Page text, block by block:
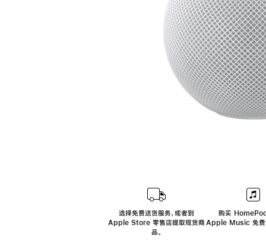
选择免费送货服务，或者到
Apple Store 零售店提取现货商
品。
购买
Apple Music 免费